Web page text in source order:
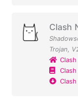
Clash
Trojan,